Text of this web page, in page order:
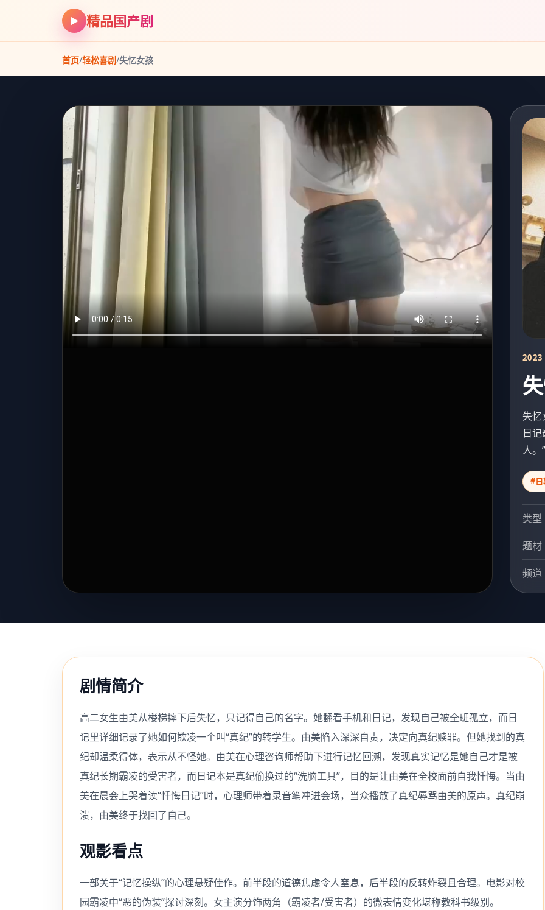
▶ 精品国产剧
首页/轻松喜剧/失忆女孩
2023
失忆
日
人。”
#日
类型
题材
频道
剧情简介
高二女生由美从楼梯摔下后失忆，只记得自己的名字。她翻看手机和日记，发现自己被全班孤立，而日
记里详细记录了她如何欺凌一个叫“真纪”的转学生。由美陷入深深自责，决定向真纪赎罪。但她找到的真
纪却温柔得体，表示从不怪她。由美在心理咨询师帮助下进行记忆回溯，发现真实记忆是她自己才是被
真纪长期霸凌的受害者，而日记本是真纪偷换过的“洗脑工具”，目的是让由美在全校面前自我忏悔。当由
美在晨会上哭着读“忏悔日记”时，心理师带着录音笔冲进会场，当众播放了真纪辱骂由美的原声。真纪崩
溃，由美终于找回了自己。
观影看点
一部关于“记忆操纵”的心理悬疑佳作。前半段的道德焦虑令人窒息，后半段的反转炸裂且合理。电影对校
园霸凌中“恶的伪装”探讨深刻。女主演分饰两角（霸凌者/受害者）的微表情变化堪称教科书级别。